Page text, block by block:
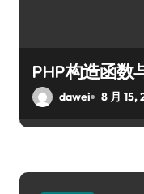
PHP构造函数
dawei 8 月 15,